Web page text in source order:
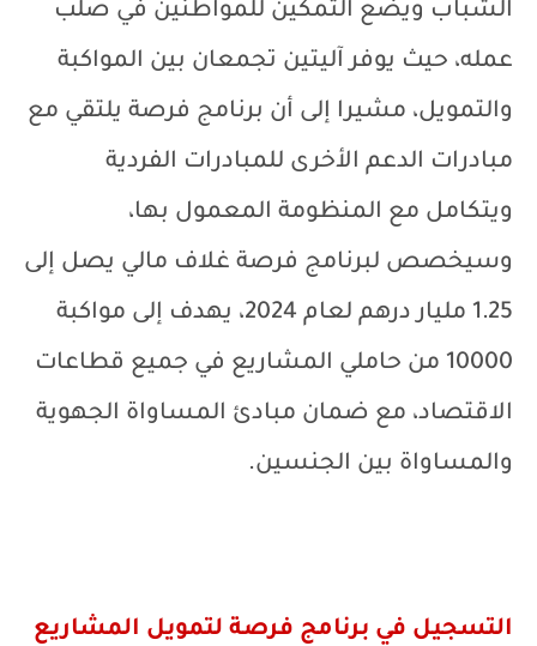
الشباب ويضع التمكين للمواطنين في صلب
عمله، حيث يوفر آليتين تجمعان بين المواكبة
والتمويل، مشيرا إلى أن برنامج فرصة يلتقي مع
مبادرات الدعم الأخرى للمبادرات الفردية
ويتكامل مع المنظومة المعمول بها،
وسيخصص لبرنامج فرصة غلاف مالي يصل إلى
1.25 مليار درهم لعام 2024، يهدف إلى مواكبة
10000 من حاملي المشاريع في جميع قطاعات
الاقتصاد، مع ضمان مبادئ المساواة الجهوية
والمساواة بين الجنسين.
التسجيل في برنامج فرصة لتمويل المشاريع